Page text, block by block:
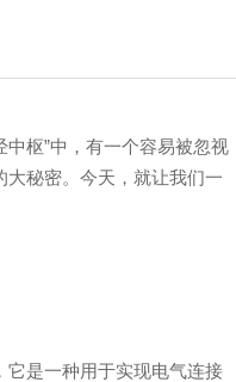
枢”中，有一个容易被忽视
秘密。今天，就让我们一
它是一种用于实现电气连接